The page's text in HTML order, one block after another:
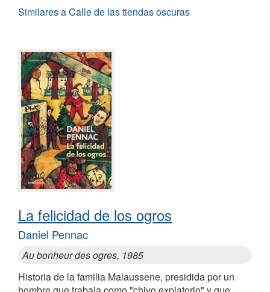
Similares a Calle de las tiendas oscuras
La felicidad de los ogros
Daniel Pennac
Au bonheur des ogres, 1985
Historia de la familia Malaussene, presidida por un